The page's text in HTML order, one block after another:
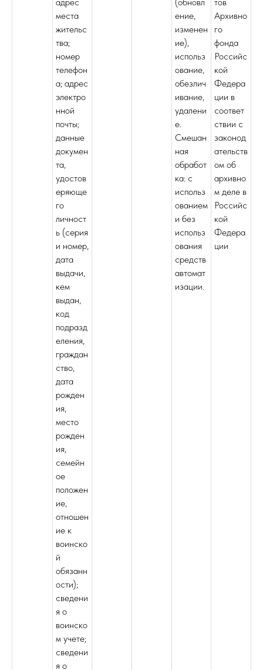
места
жительс
тва;
номер
телефон
а; адрес
электро
нной
почты;
данные
докумен
та,
удостов
еряюще
го
личност
ь (серия
и номер,
дата
выдачи,
кем
выдан,
код
подразд
еления,
граждан
ство,
дата
рожден
ия,
место
рожден
ия,
семейн
ое
положен
ие,
отношен
ие к
воинско
й
обязанн
ости);
сведени
я о
воинско
м учете;
сведени
я о
ение,
изменен
ие),
использ
ование,
обезлич
ивание,
удалени
е.
Смешан
ная
обработ
ка: с
использ
ованием
и без
использ
ования
средств
автомат
изации.
Архивно
го
фонда
Российс
кой
Федера
ции в
соответ
ствии с
законод
ательств
ом об
архивно
м деле в
Российс
кой
Федера
ции